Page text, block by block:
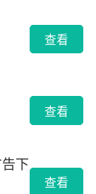
查看
查看
下
查看